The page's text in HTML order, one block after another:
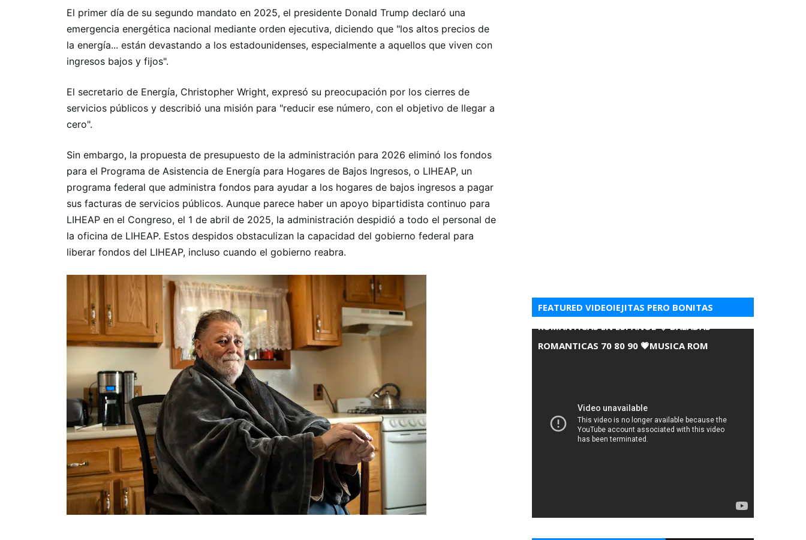
El primer día de su segundo mandato en 2025, el presidente Donald Trump declaró una
emergencia energética nacional mediante orden ejecutiva, diciendo que "los altos precios de
la energía... están devastando a los estadounidenses, especialmente a aquellos que viven con
ingresos bajos y fijos".
El secretario de Energía, Christopher Wright, expresó su preocupación por los cierres de
servicios públicos y describió una misión para "reducir ese número, con el objetivo de llegar a
cero".
Sin embargo, la propuesta de presupuesto de la administración para 2026 eliminó los fondos
para el Programa de Asistencia de Energía para Hogares de Bajos Ingresos, o LIHEAP, un
programa federal que administra fondos para ayudar a los hogares de bajos ingresos a pagar
sus facturas de servicios públicos. Aunque parece haber un apoyo bipartidista continuo para
LIHEAP en el Congreso, el 1 de abril de 2025, la administración despidió a todo el personal de
la oficina de LIHEAP. Estos despidos obstaculizan la capacidad del gobierno federal para
liberar fondos del LIHEAP, incluso cuando el gobierno reabra.
FEATURED VIDEOIEJITAS PERO BONITAS
ROMANTICAS EN ESPANOL 💘 BALADAS
ROMANTICAS 70 80 90 💗MUSICA ROM